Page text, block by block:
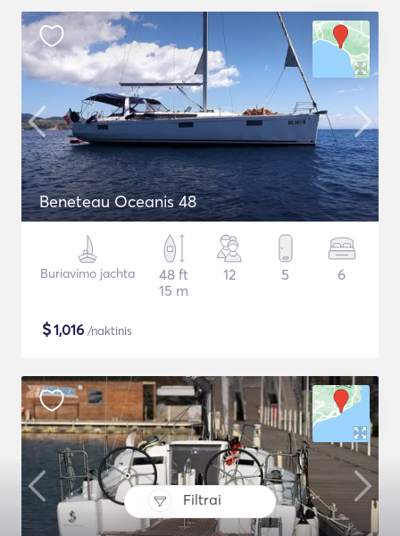
Filtrai
Beneteau Oceanis 48
Buriavimo jachta
48 ft
15 m
12 5 6
$1,016 /naktinis